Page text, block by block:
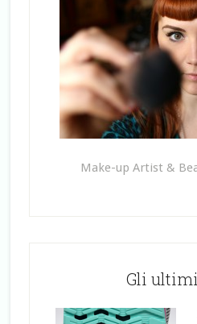
Make-up Artist &
Gli